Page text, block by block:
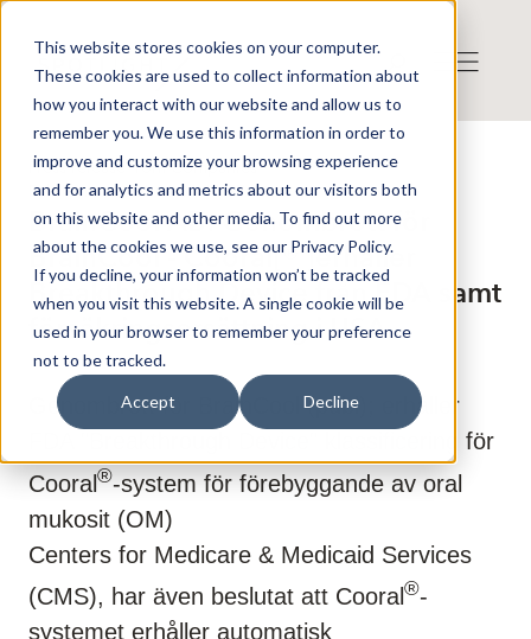
This website stores cookies on your computer.
These cookies are used to collect information about
how you interact with our website and allow us to
remember you. We use this information in order to
improve and customize your browsing experience
and for analytics and metrics about our visitors both
on this website and other media. To find out more
about the cookies we use, see our Privacy Policy.
If you decline, your information won’t be tracked
when you visit this website. A single cookie will be
used in your browser to remember your preference
not to be tracked.
Accept Decline
Press release from Companies
Publicerat: 2021-01-31 16:57:14
BrainCool AB: Genombrott för
BrainCool - Cooral[® ]erhåller
Breakthrough Device från FDA samt
försäkringsersättning i USA
Genombrott för BrainCool (publ); erhåller
FDA "Breakthrough Device" klassificering för
Cooral®-system för förebyggande av oral
mukosit (OM)
Centers for Medicare & Medicaid Services
(CMS), har även beslutat att Cooral ®-
systemet erhåller automatisk